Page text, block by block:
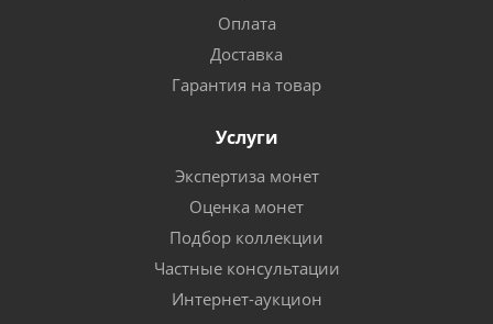
Оплата
Доставка
Гарантия на товар
Услуги
Экспертиза монет
Оценка монет
Подбор коллекции
Частные консультации
Интернет-аукцион